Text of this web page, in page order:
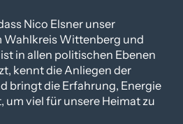
Nico Elsner unser
Wahlkreis Wittenberg und
in allen politischen Ebenen
kennt die Anliegen der
bringt die Erfahrung, Energie
um viel für unsere Heimat zu